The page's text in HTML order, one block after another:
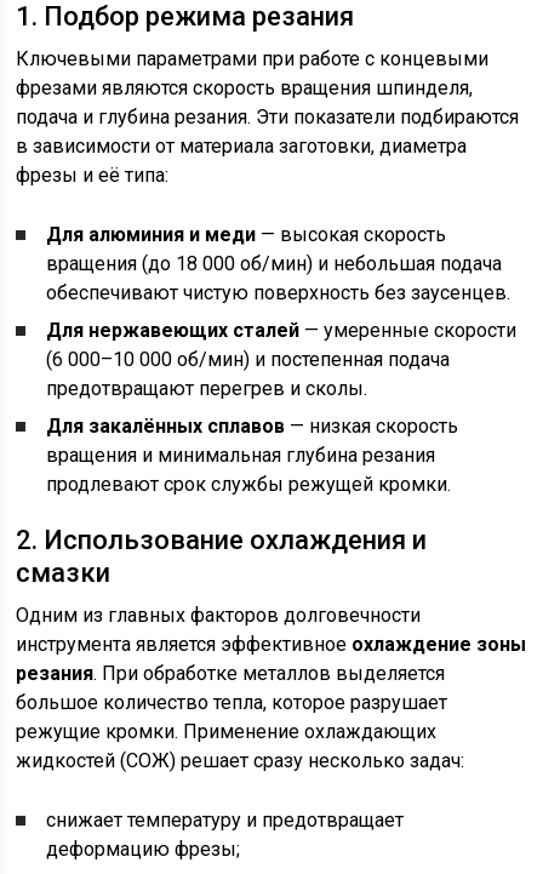
1. Подбор режима резания
Ключевыми параметрами при работе с концевыми
фрезами являются скорость вращения шпинделя,
подача и глубина резания. Эти показатели подбираются
в зависимости от материала заготовки, диаметра
фрезы и её типа:
Для алюминия и меди — высокая скорость
вращения (до 18 000 об/мин) и небольшая подача
обеспечивают чистую поверхность без заусенцев.
Для нержавеющих сталей — умеренные скорости
(6 000–10 000 об/мин) и постепенная подача
предотвращают перегрев и сколы.
Для закалённых сплавов — низкая скорость
вращения и минимальная глубина резания
продлевают срок службы режущей кромки.
2. Использование охлаждения и
смазки
Одним из главных факторов долговечности
инструмента является эффективное охлаждение зоны
резания. При обработке металлов выделяется
большое количество тепла, которое разрушает
режущие кромки. Применение охлаждающих
жидкостей (СОЖ) решает сразу несколько задач:
снижает температуру и предотвращает
деформацию фрезы;